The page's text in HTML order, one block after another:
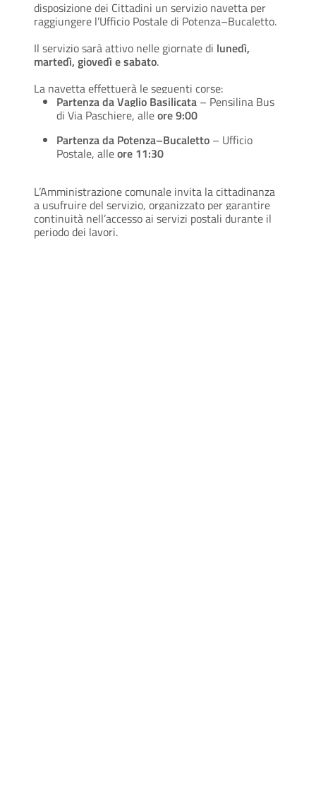
disposizione dei Cittadini un servizio navetta per
raggiungere l’Ufficio Postale di Potenza–Bucaletto.
Il servizio sarà attivo nelle giornate di lunedì,
martedì, giovedì e sabato.
La navetta effettuerà le seguenti corse:
Partenza da Vaglio Basilicata – Pensilina Bus
di Via Paschiere, alleore 9:00
Partenza da Potenza–Bucaletto – Ufficio
Postale, alleore 11:30
L’Amministrazione comunale invita la cittadinanza
a usufruire del servizio, organizzato per garantire
continuità nell’accesso ai servizi postali durante il
periodo dei lavori.